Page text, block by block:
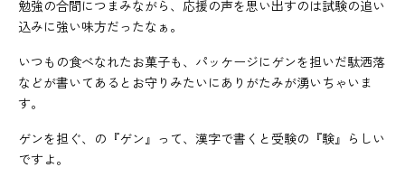
勉強の合間につまみながら、応援の声を思い出すのは試験の追い
込みに強い味方だったなぁ。
いつもの食べなれたお菓子も、パッケージにゲンを担いだ駄洒落
などが書いてあるとお守りみたいにありがたみが湧いちゃいま
す。
ゲンを担ぐ、の『ゲン』って、漢字で書くと受験の『験』らしい
ですよ。